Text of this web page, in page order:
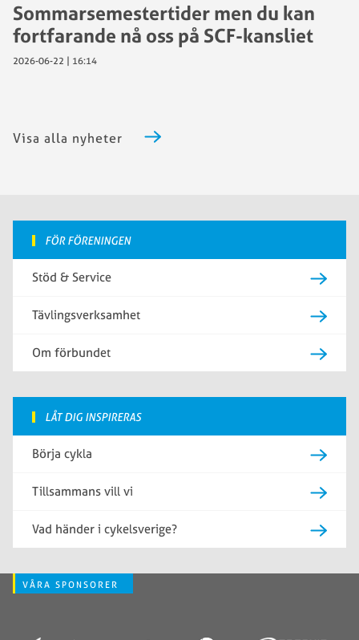
Sommarsemestertider men du kan
fortfarande nå oss på SCF-kansliet
2026-06-22 | 16:14
Visa alla nyheter
FÖR FÖRENINGEN
Stöd & Service
Tävlingsverksamhet
Om förbundet
LÅT DIG INSPIRERAS
Börja cykla
Tillsammans vill vi
Vad händer i cykelsverige?
VÅRA SPONSORER